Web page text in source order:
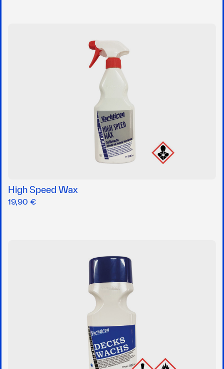
High Speed Wax
19,90 €